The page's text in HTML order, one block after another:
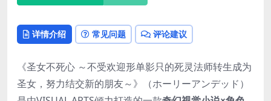
详情介绍 常见问题 评论建议
《圣女不死心 ～不受欢迎形单影只的死灵法师转生成为
圣女，努力结交新的朋友～》（ホーリーアンデッド）